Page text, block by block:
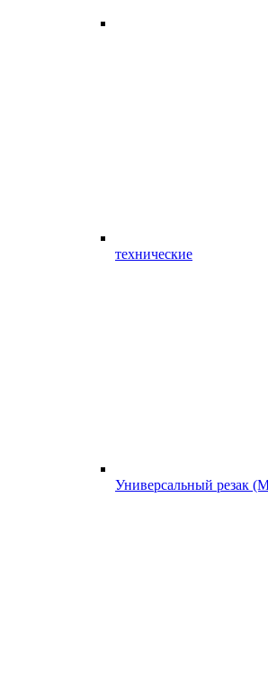
технические
Универсальный резак